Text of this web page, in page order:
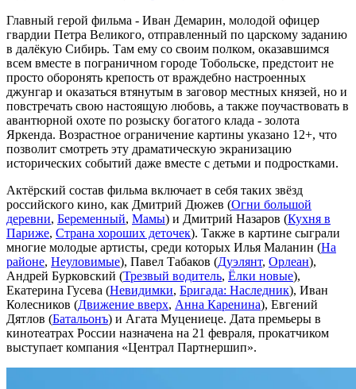
Главный герой фильма - Иван Демарин, молодой офицер
гвардии Петра Великого, отправленный по царскому заданию
в далёкую Сибирь. Там ему со своим полком, оказавшимся
всем вместе в пограничном городе Тобольске, предстоит не
просто оборонять крепость от враждебно настроенных
джунгар и оказаться втянутым в заговор местных князей, но и
повстречать свою настоящую любовь, а также поучаствовать в
авантюрной охоте по розыску богатого клада - золота
Яркенда. Возрастное ограничение картины указано 12+, что
позволит смотреть эту драматическую экранизацию
исторических событий даже вместе с детьми и подростками.
Актёрский состав фильма включает в себя таких звёзд
российского кино, как Дмитрий Дюжев (Огни большой
деревни, Беременный, Мамы) и Дмитрий Назаров (Кухня в
Париже, Страна хороших деточек). Также в картине сыграли
многие молодые артисты, среди которых Илья Маланин (На
районе, Неуловимые), Павел Табаков (Дуэлянт, Орлеан),
Андрей Бурковский (Трезвый водитель, Ёлки новые),
Екатерина Гусева (Невидимки, Бригада: Наследник), Иван
Колесников (Движение вверх, Анна Каренина), Евгений
Дятлов (Батальонъ) и Агата Муцениеце. Дата премьеры в
кинотеатрах России назначена на 21 февраля, прокатчиком
выступает компания «Централ Партнершип».